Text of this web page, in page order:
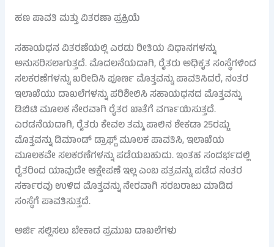
ಹಣ ಪಾವತಿ ಮತ್ತು ವಿತರಣಾ ಪ್ರಕ್ರಿಯೆ
ಸಹಾಯಧನ ವಿತರಣೆಯಲ್ಲಿ ಎರಡು ರೀತಿಯ ವಿಧಾನಗಳನ್ನು
ಅನುಸರಿಸಲಾಗುತ್ತದೆ. ಮೊದಲನೆಯದಾಗಿ, ರೈತರು ಅಧಿಕೃತ ಸಂಸ್ಥೆಗಳಿಂದ
ಸಲಕರಣೆಗಳನ್ನು ಖರೀದಿಸಿ ಪೂರ್ಣ ಮೊತ್ತವನ್ನು ಪಾವತಿಸಿದರೆ, ನಂತರ
ಇಲಾಖೆಯು ದಾಖಲೆಗಳನ್ನು ಪರಿಶೀಲಿಸಿ ಸಹಾಯಧನದ ಮೊತ್ತವನ್ನು
ಡಿಬಿಟಿ ಮೂಲಕ ನೇರವಾಗಿ ರೈತರ ಖಾತೆಗೆ ವರ್ಗಾಯಿಸುತ್ತದೆ.
ಎರಡನೆಯದಾಗಿ, ರೈತರು ಕೇವಲ ತಮ್ಮ ಪಾಲಿನ ಶೇಕಡಾ 25ರಷ್ಟು
ಮೊತ್ತವನ್ನು ಡಿಮಾಂಡ್ ಡ್ರಾಫ್ಟ್ ಮೂಲಕ ಪಾವತಿಸಿ, ಇಲಾಖೆಯ
ಮೂಲಕವೇ ಸಲಕರಣೆಗಳನ್ನು ಪಡೆಯಬಹುದು. ಇಂತಹ ಸಂದರ್ಭದಲ್ಲಿ
ರೈತರಿಂದ ಯಾವುದೇ ಆಕ್ಷೇಪಣೆ ಇಲ್ಲ ಎಂಬ ಪತ್ರವನ್ನು ಪಡೆದ ನಂತರ
ಸರ್ಕಾರವು ಉಳಿದ ಮೊತ್ತವನ್ನು ನೇರವಾಗಿ ಸರಬರಾಜು ಮಾಡಿದ
ಸಂಸ್ಥೆಗೆ ಪಾವತಿಸುತ್ತದೆ.
ಅರ್ಜಿ ಸಲ್ಲಿಸಲು ಬೇಕಾದ ಪ್ರಮುಖ ದಾಖಲೆಗಳು